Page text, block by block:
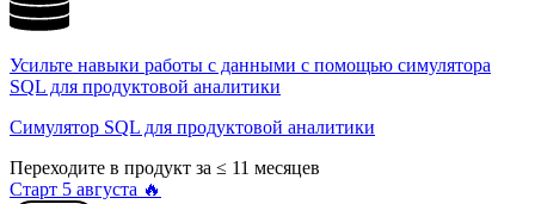
Усильте навыки работы с данными с помощью симулятора
SQL для продуктовой аналитики
Симулятор SQL для продуктовой аналитики
Переходите в продукт за ≤ 11 месяцев
Старт 5 августа 🔥